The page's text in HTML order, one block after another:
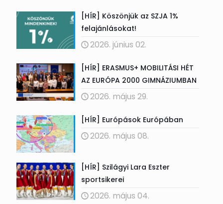
[HÍR] Köszönjük az SZJA 1%
felajánlásokat!
2026. június 02.
[HÍR] ERASMUS+ MOBILITÁSI HÉT
AZ EURÓPA 2000 GIMNÁZIUMBAN
2026. május 29.
[HÍR] Európások Európában
2026. május 08.
[HÍR] Szilágyi Lara Eszter
sportsikerei
2026. május 04.